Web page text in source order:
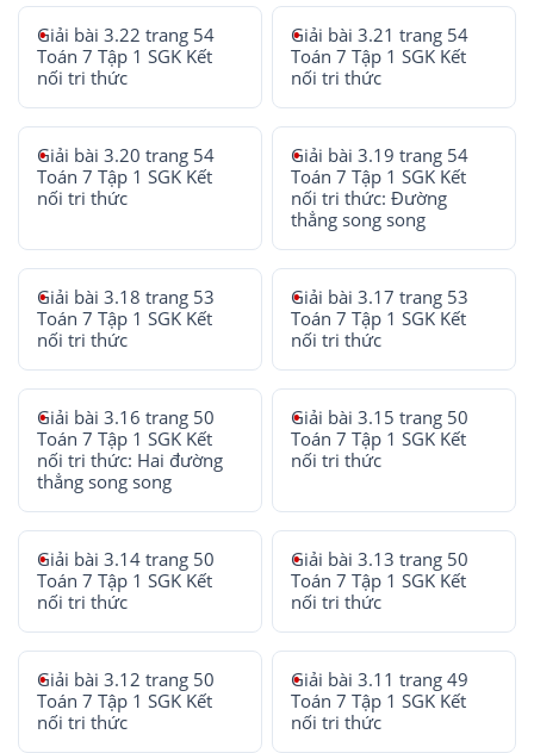
Giải bài 3.22 trang 54
Toán 7 Tập 1 SGK Kết
nối tri thức
Giải bài 3.21 trang 54
Toán 7 Tập 1 SGK Kết
nối tri thức
Giải bài 3.20 trang 54
Toán 7 Tập 1 SGK Kết
nối tri thức
Giải bài 3.19 trang 54
Toán 7 Tập 1 SGK Kết
nối tri thức: Đường
thẳng song song
Giải bài 3.18 trang 53
Toán 7 Tập 1 SGK Kết
nối tri thức
Giải bài 3.17 trang 53
Toán 7 Tập 1 SGK Kết
nối tri thức
Giải bài 3.16 trang 50
Toán 7 Tập 1 SGK Kết
nối tri thức: Hai đường
thẳng song song
Giải bài 3.15 trang 50
Toán 7 Tập 1 SGK Kết
nối tri thức
Giải bài 3.14 trang 50
Toán 7 Tập 1 SGK Kết
nối tri thức
Giải bài 3.13 trang 50
Toán 7 Tập 1 SGK Kết
nối tri thức
Giải bài 3.12 trang 50
Toán 7 Tập 1 SGK Kết
nối tri thức
Giải bài 3.11 trang 49
Toán 7 Tập 1 SGK Kết
nối tri thức